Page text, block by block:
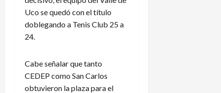
Uco se quedó con el título
doblegando a Tenis Club 25 a
24.
Cabe señalar que tanto
CEDEP como San Carlos
obtuvieron la plaza para el